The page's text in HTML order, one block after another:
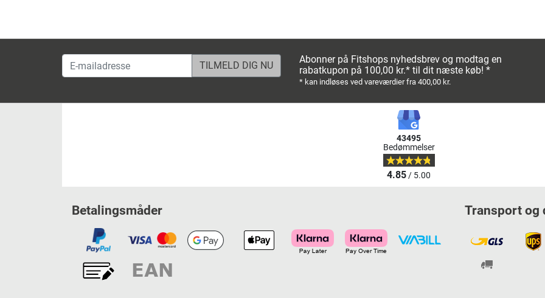
E-mailadresse
Abonner på Fitshops nyhedsbrev og modtag en
rabatkupon på 100,00 kr.* til dit næste køb! *
* kan indløses ved vareværdier fra 400,00 kr.
43495
Bedømmelser
4.85/ 5.00
Betalingsmåder Transport og